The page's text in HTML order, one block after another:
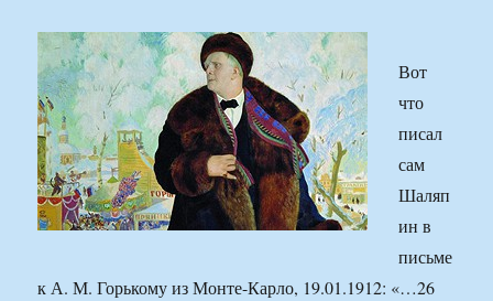
Вот
что
писал
сам
Шаляп
ин в
письме
к А. М. Горькому из Монте-Карло, 19.01.1912: «…26